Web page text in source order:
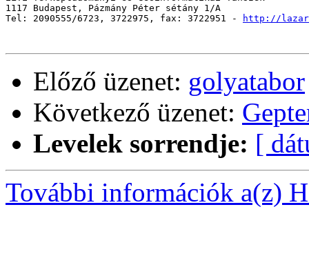
1117 Budapest, Pázmány Péter sétány 1/A
Tel: 2090555/6723, 3722975, fax: 3722951 -
http://
Előző üzenet: golyatabor
Következő üzenet:
Levelek sorrendje: [
További információk a(z)